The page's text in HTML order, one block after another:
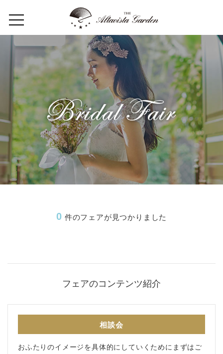
Home
Concept
Restaurant
Wedding
Party
成約者サイト
Facebook Wedding Restaurant Youtube
0 件のフェアが見つかりました
フェアのコンテンツ紹介
相談会
おふたりのイメージを具体的にしていくためにまずはご